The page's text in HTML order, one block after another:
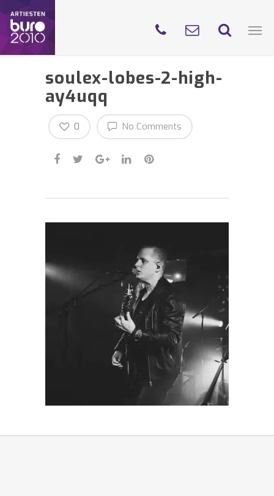
soulex-lobes-2-high-
ay4uqq
No Comments
0